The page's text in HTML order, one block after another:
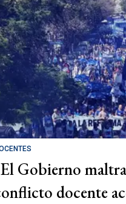
Gobierno
docente